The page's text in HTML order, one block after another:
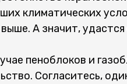
климатических
А значит,
пеноблоков и
Согласитесь,